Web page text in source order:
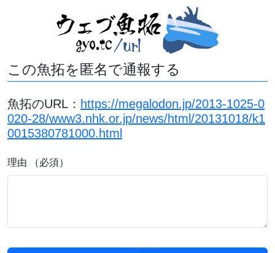
この魚拓を匿名で通報する
魚拓のURL： https://megalodon.jp/2013-1025-0
020-28/www3.nhk.or.jp/news/html/20131018/k1
0015380781000.html
理由 （必須）